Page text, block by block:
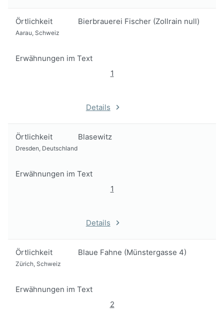
Örtlichkeit Bierbrauerei Fischer (Zollrain null)
Aarau, Schweiz
Erwähnungen im Text
1
Details
Örtlichkeit Blasewitz
Dresden, Deutschland
Erwähnungen im Text
1
Details
Örtlichkeit Blaue Fahne (Münstergasse 4)
Zürich, Schweiz
Erwähnungen im Text
2